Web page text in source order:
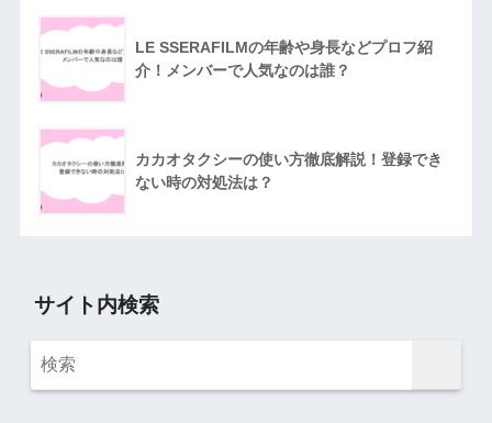
LE SSERAFILMの年齢や身長などプロフ紹
介！メンバーで人気なのは誰？
カカオタクシーの使い方徹底解説！登録でき
ない時の対処法は？
サイト内検索